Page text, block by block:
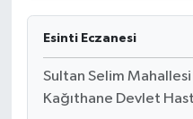
Esinti Eczanesi
Sultan Selim
Kağıthane Devlet